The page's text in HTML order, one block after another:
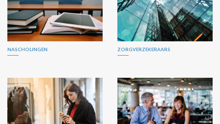
NASCHOLINGEN ZORGVERZEKERAARS